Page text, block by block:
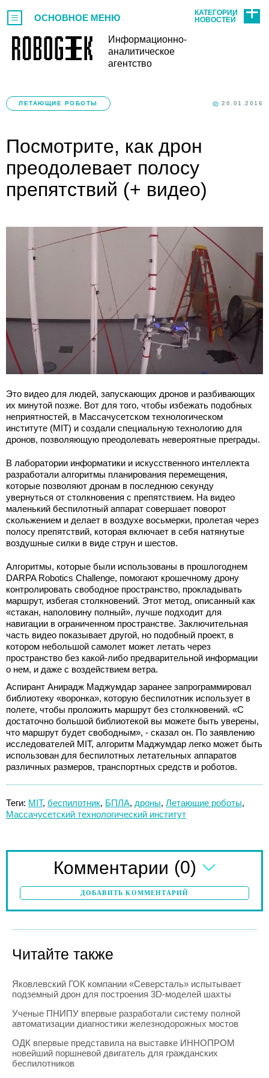
Информационно-
аналитическое
агентство
ОСНОВНОЕ МЕНЮ
КАТЕГОРИИ
НОВОСТЕЙ
ЛЕТАЮЩИЕ РОБОТЫ 20.01.2016
Посмотрите, как дрон
преодолевает полосу
препятствий (+ видео)
Это видео для людей, запускающих дронов и разбивающих
их минутой позже. Вот для того, чтобы избежать подобных
неприятностей, в Массачусетском технологическом
институте (MIT) и создали специальную технологию для
дронов, позволяющую преодолевать невероятные преграды.
В лаборатории информатики и искусственного интеллекта
разработали алгоритмы планирования перемещения,
которые позволяют дронам в последнюю секунду
увернуться от столкновения с препятствием. На видео
маленький беспилотный аппарат совершает поворот
скольжением и делает в воздухе восьмерки, пролетая через
полосу препятствий, которая включает в себя натянутые
воздушные силки в виде струн и шестов.
Алгоритмы, которые были использованы в прошлогоднем
DARPA Robotics Challenge, помогают крошечному дрону
контролировать свободное пространство, прокладывать
маршрут, избегая столкновений. Этот метод, описанный как
«стакан, наполовину полный», лучше подходит для
навигации в ограниченном пространстве. Заключительная
часть видео показывает другой, но подобный проект, в
котором небольшой самолет может летать через
пространство без какой-либо предварительной информации
о нем, и даже с воздействием ветра.
Аспирант Анирадж Маджумдар заранее запрограммировал
библиотеку «воронка», которую беспилотник использует в
полете, чтобы проложить маршрут без столкновений. «С
достаточно большой библиотекой вы можете быть уверены,
что маршрут будет свободным», - сказал он. По заявлению
исследователей MIT, алгоритм Маджумдар легко может быть
использован для беспилотных летательных аппаратов
различных размеров, транспортных средств и роботов.
Теги: MIT, беспилотник, БПЛА, дроны, Летающие роботы,
Массачусетский технологический институт
Комментарии (0)
ДОБАВИТЬ КОММЕНТАРИЙ
Читайте также
Яковлевский ГОК компании «Северсталь» испытывает
подземный дрон для построения 3D-моделей шахты
Ученые ПНИПУ впервые разработали систему полной
автоматизации диагностики железнодорожных мостов
ОДК впервые представила на выставке ИННОПРОМ
новейший поршневой двигатель для гражданских
беспилотников